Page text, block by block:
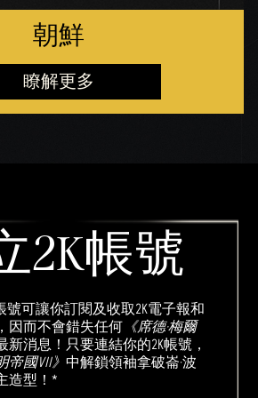
朝鮮
瞭解更多
2K帳號
號可讓你訂閱及收取2K電子報和
因而不會錯失任何 《席德·梅爾
新消息！只要連結你的2K帳號，
帝國VII》 中解鎖領袖拿破崙·波
造型！*